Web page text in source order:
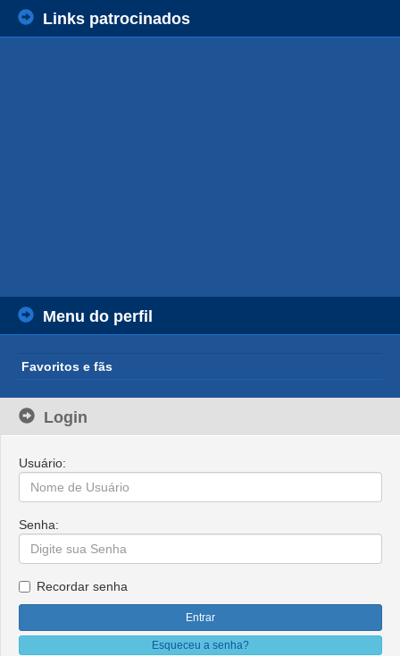
Links patrocinados
Menu do perfil
Favoritos e fãs
Login
Usuário:
Senha:
Recordar senha
Esqueceu a senha?